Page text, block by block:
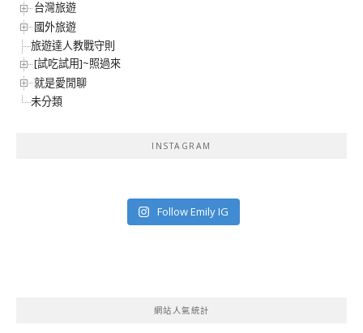
台灣旅遊
國外旅遊
旅遊達人教戰守則
[試吃試用]~照過來
就是愛閒聊
未分類
INSTAGRAM
Follow Emily IG
網站人氣統計